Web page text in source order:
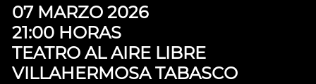
07 MARZO 2026
21:00 HORAS
TEATRO AL AIRE LIBRE
VILLAHERMOSA TABASCO